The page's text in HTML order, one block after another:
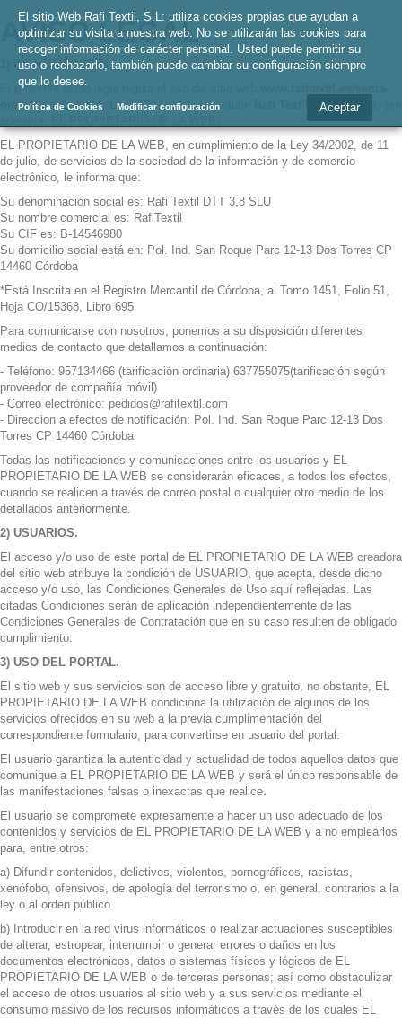
AVISO LEGAL
1) IDENTIFICACION
El presente aviso legal regula el uso del sitio web
online/(en adelante, LA WEB), del que es titular Rafi Textil DTT 3,8 SLU
EL PROPIETARIO DE LA WEB, en cumplimiento de la Ley 34/2002, de 11
de julio, de servicios de la sociedad de la información y de comercio
electrónico, le informa que:
Su denominación social es: Rafi Textil DTT 3,8 SLU
Su nombre comercial es: RafiTextil
Su CIF es: B-14546980
Su domicilio social está en: Pol. Ind. San Roque Parc 12-13 Dos Torres CP
14460 Córdoba
*Está Inscrita en el Registro Mercantil de Córdoba, al Tomo 1451, Folio 51,
Hoja CO/15368, Libro 695
Para comunicarse con nosotros, ponemos a su disposición diferentes
medios de contacto que detallamos a continuación:
- Teléfono: 957134466 (tarificación ordinaria) 637755075(tarificación según
proveedor de compañía móvil)
- Correo electrónico: pedidos@rafitextil.com
- Direccion a efectos de notificación: Pol. Ind. San Roque Parc 12-13 Dos
Torres CP 14460 Córdoba
Todas las notificaciones y comunicaciones entre los usuarios y EL
PROPIETARIO DE LA WEB se considerarán eficaces, a todos los efectos,
cuando se realicen a través de correo postal o cualquier otro medio de los
detallados anteriormente.
2) USUARIOS.
El acceso y/o uso de este portal de EL PROPIETARIO DE LA WEB creadora
del sitio web atribuye la condición de USUARIO, que acepta, desde dicho
acceso y/o uso, las Condiciones Generales de Uso aquí reflejadas. Las
citadas Condiciones serán de aplicación independientemente de las
Condiciones Generales de Contratación que en su caso resulten de obligado
cumplimiento.
3) USO DEL PORTAL.
El sitio web y sus servicios son de acceso libre y gratuito, no obstante, EL
PROPIETARIO DE LA WEB condiciona la utilización de algunos de los
servicios ofrecidos en su web a la previa cumplimentación del
correspondiente formulario, para convertirse en usuario del portal.
El usuario garantiza la autenticidad y actualidad de todos aquellos datos que
comunique a EL PROPIETARIO DE LA WEB y será el único responsable de
las manifestaciones falsas o inexactas que realice.
El usuario se compromete expresamente a hacer un uso adecuado de los
contenidos y servicios de EL PROPIETARIO DE LA WEB y a no emplearlos
para, entre otros:
a) Difundir contenidos, delictivos, violentos, pornográficos, racistas,
xenófobo, ofensivos, de apología del terrorismo o, en general, contrarios a la
ley o al orden público.
b) Introducir en la red virus informáticos o realizar actuaciones susceptibles
de alterar, estropear, interrumpir o generar errores o daños en los
documentos electrónicos, datos o sistemas físicos y lógicos de EL
PROPIETARIO DE LA WEB o de terceras personas; así como obstaculizar
el acceso de otros usuarios al sitio web y a sus servicios mediante el
consumo masivo de los recursos informáticos a través de los cuales EL
El sitio Web Rafi Textil, S.L: utiliza cookies propias que ayudan a
optimizar su visita a nuestra web. No se utilizarán las cookies para
recoger información de carácter personal. Usted puede permitir su
uso o rechazarlo, también puede cambiar su configuración siempre
que lo desee.
Política de Cookies Modificar configuración Aceptar